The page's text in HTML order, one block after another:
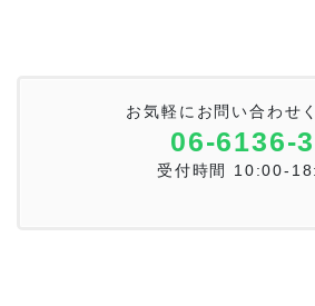
お気軽にお問い合わせ
06-6136-
受付時間 10:00-